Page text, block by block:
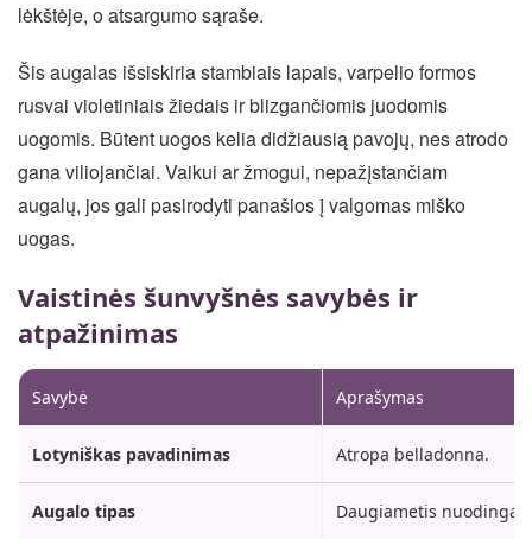
lėkštėje, o atsargumo sąraše.
Šis augalas išsiskiria stambiais lapais, varpelio formos
rusvai violetiniais žiedais ir blizgančiomis juodomis
uogomis. Būtent uogos kelia didžiausią pavojų, nes atrodo
gana viliojančiai. Vaikui ar žmogui, nepažįstančiam
augalų, jos gali pasirodyti panašios į valgomas miško
uogas.
Vaistinės šunvyšnės savybės ir
atpažinimas
Savybė Aprašymas
Lotyniškas pavadinimas Atropa belladonna.
Augalo tipas Daugiametis